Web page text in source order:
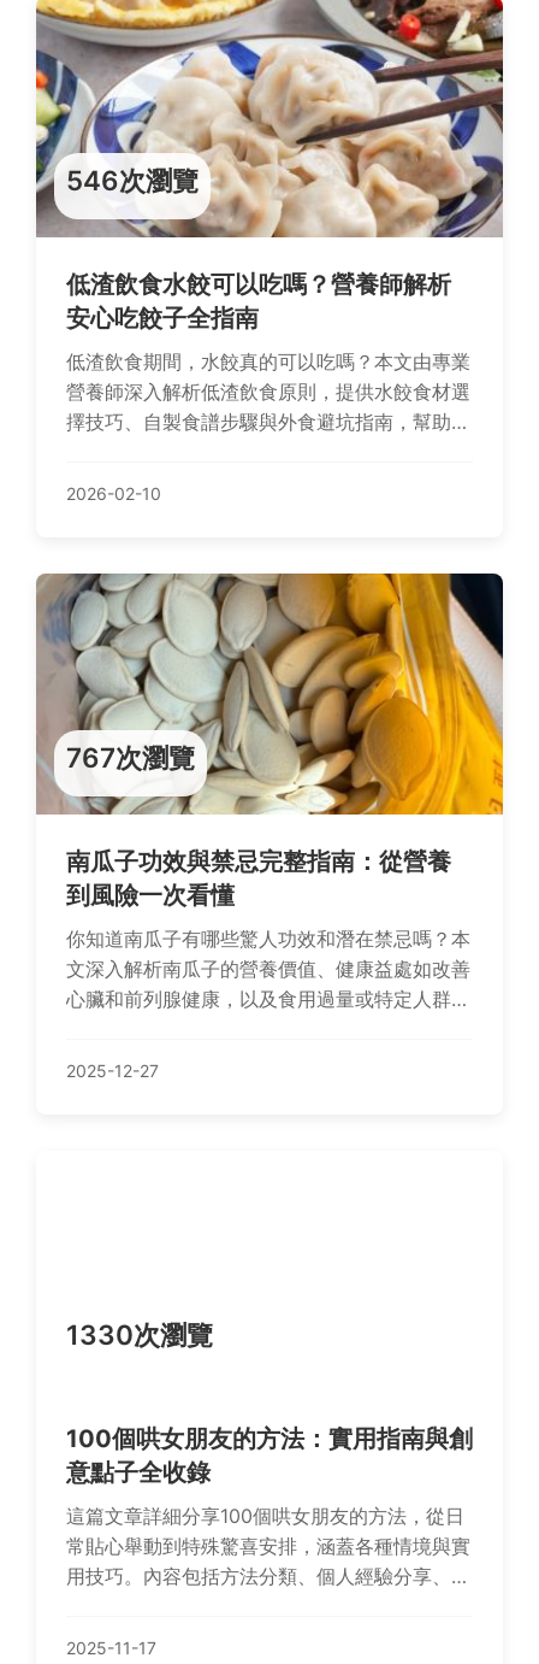
546次瀏覽
低渣飲食水餃可以吃嗎？營養師解析
安心吃餃子全指南
低渣飲食期間，水餃真的可以吃嗎？本文由專業
營養師深入解析低渣飲食原則，提供水餃食材選
擇技巧、自製食譜步驟與外食避坑指南，幫助您
2026-02-10
767次瀏覽
南瓜子功效與禁忌完整指南：從營養
到風險一次看懂
你知道南瓜子有哪些驚人功效和潛在禁忌嗎？本
文深入解析南瓜子的營養價值、健康益處如改善
心臟和前列腺健康，以及食用過量或特定人群的
2025-12-27
1330次瀏覽
100個哄女朋友的方法：實用指南與創
意點子全收錄
這篇文章詳細分享100個哄女朋友的方法，從日
常貼心舉動到特殊驚喜安排，涵蓋各種情境與實
用技巧。內容包括方法分類、個人經驗分享、常
維護甜蜜關係。無論是新手還是老手，都能找到
2025-11-17